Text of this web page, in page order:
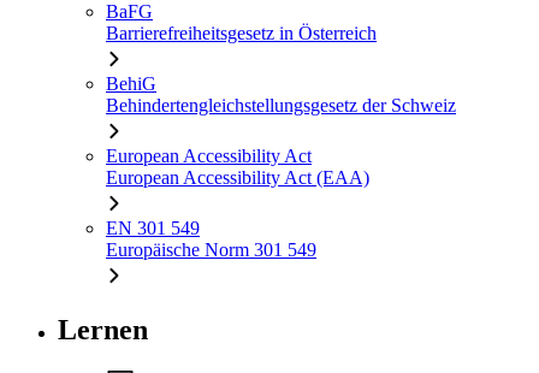
BaFG
Barrierefreiheitsgesetz in Österreich
BehiG
Behindertengleichstellungsgesetz der Schweiz
European Accessibility Act
European Accessibility Act (EAA)
EN 301 549
Europäische Norm 301 549
Lernen